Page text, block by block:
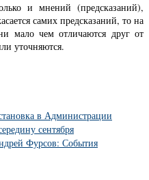
и мнений (предсказаний),
самих предсказаний, то на
мало чем отличаются друг от
уточняются.
в Администрации
сентября
Фурсов: События